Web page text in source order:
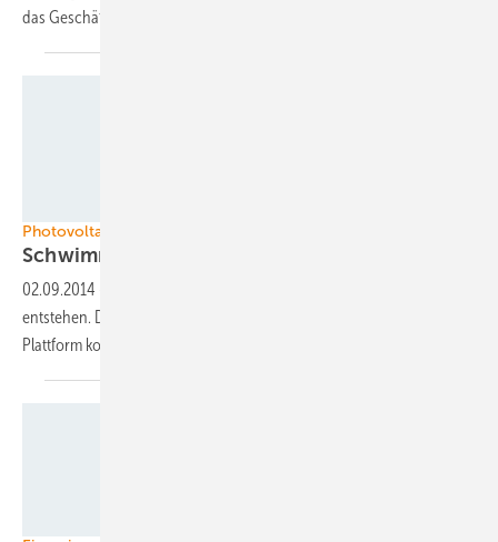
das Geschäft auf den Inseln schwieriger
Photovoltaik in Japan
Schwimmende Solaranlagen
02.09.2014
entstehen. Die Kyocera-Anlage in Kagoshima macht Schule. Die
Plattform kommt aus